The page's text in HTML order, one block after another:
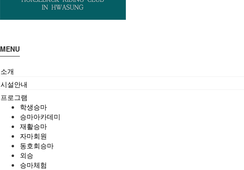
MENU
소개
시설안내
프로그램
학생승마
승마아카데미
재활승마
자마회원
동호회승마
외승
승마체험